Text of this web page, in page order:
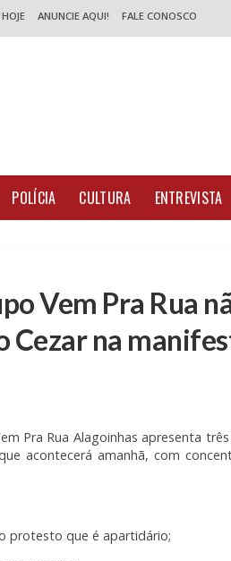
ANUNCIE AQUI! FALE CONOSCO
POLÍCIA CULTURA ENTREVISTA
Vem Pra Rua
Cezar na
Pra Rua Alagoinhas apresenta
acontecerá amanhã, com
protesto que é apartidário;